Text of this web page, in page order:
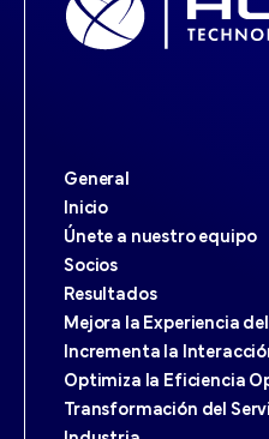
General
Inicio
Únete a nuestro equipo
Socios
Resultados
Mejora la Experiencia
Incrementa la
Optimiza la Eficiencia
Transformación del